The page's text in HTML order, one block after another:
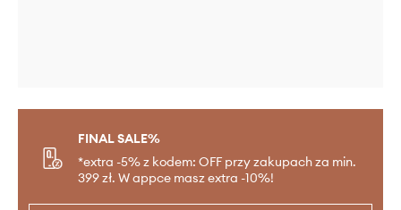
FINAL SALE%
*extra -5% z kodem: OFF przy zakupach za min.
399 zł. W appce masz extra -10%!